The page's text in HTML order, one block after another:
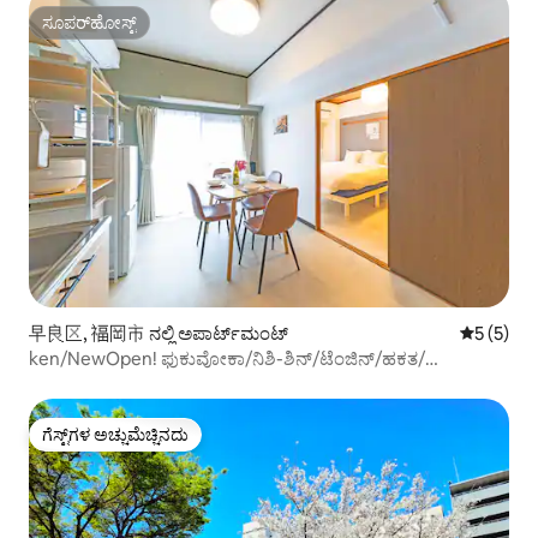
ಸೂಪರ್‌ಹೋಸ್ಟ್
ಸೂಪರ್‌ಹೋಸ್ಟ್
早良区, 福岡市 ನಲ್ಲಿ ಅಪಾರ್ಟ್‌ಮಂಟ್ 5 ರಲ್ಲಿ 5
5 (5)
ken/NewOpen! ಫುಕುವೋಕಾ/ನಿಶಿ-ಶಿನ್/ಟೆಂಜಿನ್/ಹಕತ/
ಪಾರ್ಕಿಂಗ್ ಸ್ಥಳ
ಗೆಸ್ಟ್‌ಗಳ ಅಚ್ಚುಮೆಚ್ಚಿನದು
ಗೆಸ್ಟ್‌ಗಳ ಅಚ್ಚುಮೆಚ್ಚಿನದು